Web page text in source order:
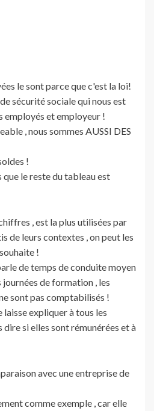
le sont parce que c'est la loi!
sécurité sociale qui nous est
employés et employeur !
, nous sommes AUSSI DES
!
le reste du tableau est
, est la plus utilisées par
de leurs contextes , on peut les
!
de temps de conduite moyen
journées de formation , les
sont pas comptabilisés !
laisse expliquer à tous les
dire si elles sont rémunérées et à
avec une entreprise de
comme exemple , car elle